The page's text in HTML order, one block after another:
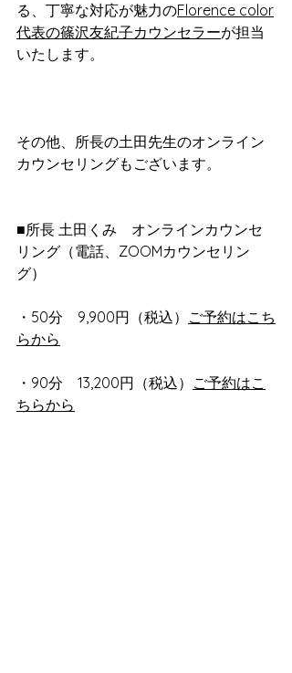
る、丁寧な対応が魅力のFlorence color
代表の篠沢友紀子カウンセラーが担当
いたします。
その他、所長の土田先生のオンライン
カウンセリングもございます。
■所長 土田くみ　オンラインカウンセ
リング（電話、ZOOMカウンセリン
グ）
・50分　9,900円（税込） ご予約はこち
らから
・90分　13,200円（税込） ご予約はこ
ちらから